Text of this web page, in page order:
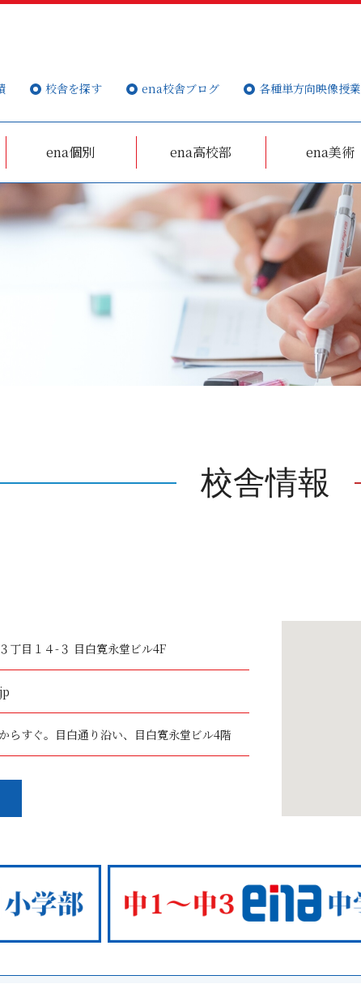
校舎を探す ena校舎ブログ 各種単方向映像授業
ena個別 ena高校部 ena美術
校舎情報
丁目１４-３ 目白寛永堂ビル4F
らすぐ。目白通り沿い、目白寛永堂ビル4階